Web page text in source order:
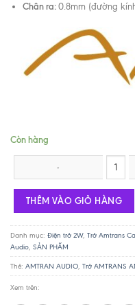
Chân ra:0.8mm (đường
Còn hàng
Trở AMTRANS AMRT - 2W
THÊM VÀO GIỎ HÀNG
Danh mục: Điện trở 2W, Trở Amtrans
Audio, SẢN PHẨM
Thẻ: AMTRAN AUDIO, Trở AMTRANS
Xem trên: